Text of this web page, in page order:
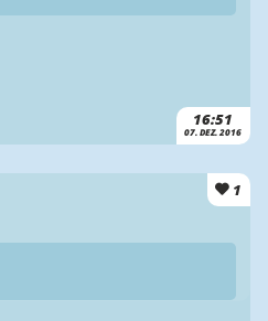
16:51
07. DEZ. 2016
1